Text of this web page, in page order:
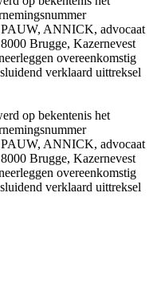
PAUW, ANNICK, advocaat
Brugge, Kazernevest
overeenkomstig
verklaard uittreksel
op bekentenis het
PAUW, ANNICK, advocaat
Brugge, Kazernevest
overeenkomstig
verklaard uittreksel